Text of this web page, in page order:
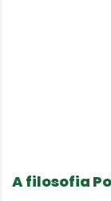
A filosofia